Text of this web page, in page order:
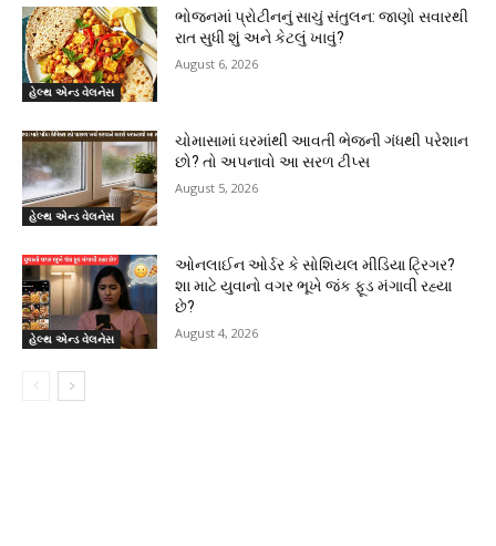
હેલ્થ એન્ડ વેલનેસ
ભોજનમાં પ્રોટીનનું સાચું સંતુલન: જાણો સવારથી
રાત સુધી શું અને કેટલું ખાવું?
August 6, 2026
હેલ્થ એન્ડ વેલનેસ
ચોમાસામાં ઘરમાંથી આવતી ભેજની ગંધથી પરેશાન
છો? તો અપનાવો આ સરળ ટીપ્સ
August 5, 2026
હેલ્થ એન્ડ વેલનેસ
ઓનલાઈન ઓર્ડર કે સોશિયલ મીડિયા ટ્રિગર?
શા માટે યુવાનો વગર ભૂખે જંક ફૂડ મંગાવી રહ્યા
છે?
August 4, 2026